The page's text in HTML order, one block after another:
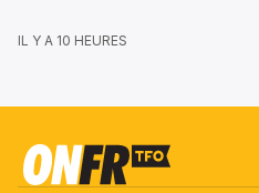
IL Y A 10 HEURES